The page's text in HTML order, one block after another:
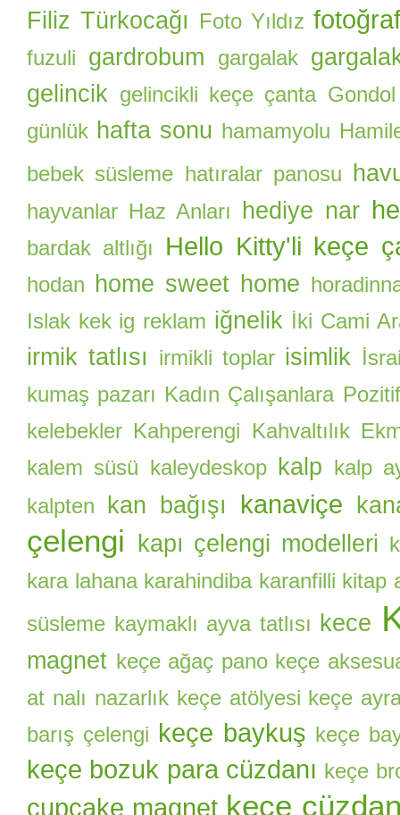
Filiz Türkocağı Foto Yıldız
fuzuli gardrobum gargalak
gelincik gelincikli keçe çanta Gondol
günlük hafta sonu hamamyolu
bebek süsleme hatıralar panosu
hayvanlar Haz Anları hediye nar
bardak altlığı Hello Kitty'li keçe
hodan home sweet home
Islak kek ig reklam iğnelik İki Cami
irmik tatlısı irmikli toplar isimlik
kumaş pazarı Kadın Çalışanlara
kelebekler Kahperengi
Kahvaltılık
kalem süsü kaleydeskop kalp kalp
kalpten
kan bağışı kanaviçe
çelengi kapı çelengi modelleri
kara lahana karahindiba karanfilli kitap
süsleme kaymaklı ayva tatlısı kece
magnet keçe ağaç pano keçe
at nalı nazarlık keçe atölyesi keçe
barış çelengi keçe baykuş keçe
keçe bozuk para cüzdanı keçe
cupcake magnet keçe